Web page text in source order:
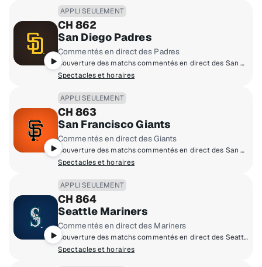
APPLI SEULEMENT
CH 862
San Diego Padres
Commentés en direct des Padres
Couverture des matchs commentés en direct des San Diego Padres à domicile.
Spectacles et horaires
APPLI SEULEMENT
CH 863
San Francisco Giants
Commentés en direct des Giants
Couverture des matchs commentés en direct des San Francisco Giants à domicile.
Spectacles et horaires
APPLI SEULEMENT
CH 864
Seattle Mariners
Commentés en direct des Mariners
Couverture des matchs commentés en direct des Seattle Mariners à domicile.
Spectacles et horaires